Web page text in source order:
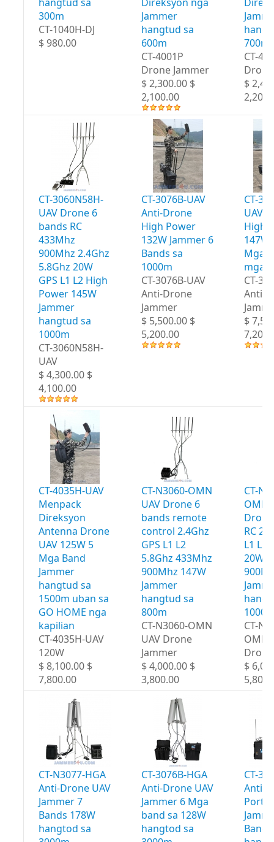
300m
CT-1040H-DJ
$ 980.00
Jammer
hangtud sa
600m
CT-4001P
Drone Jammer
$ 2,300.00 $
2,100.00
700m
CT-
$
CT-3060N58H-
UAV Drone 6
bands RC
433Mhz
900Mhz 2.4Ghz
5.8Ghz 20W
GPS L1 L2 High
Power 145W
Jammer
hangtud sa
1000m
CT-3060N58H-
UAV
$ 4,300.00 $
4,100.00
CT-3076B-UAV
Anti-Drone
High Power
132W Jammer 6
Bands sa
1000m
CT-3076B-UAV
Anti-Drone
Jammer
$ 5,500.00 $
5,200.00
CT-
UAV
High
147W
Mga
mga
CT-
Anti-
$
CT-4035H-UAV
Menpack
Direksyon
Antenna Drone
UAV 125W 5
Mga Band
Jammer
hangtud sa
1500m uban sa
GO HOME nga
kapilian
CT-4035H-UAV
120W
$ 8,100.00 $
7,800.00
CT-N3060-OMN
UAV Drone 6
bands remote
control 2.4Ghz
GPS L1 L2
5.8Ghz 433Mhz
900Mhz 147W
Jammer
hangtud sa
800m
CT-N3060-OMN
UAV Drone
Jammer
$ 4,000.00 $
3,800.00
CT-
OMN
RC
L1 L2
20W
CT-
OMN
$
CT-N3077-HGA
Anti-Drone UAV
Jammer 7
Bands 178W
hangtod sa
CT-3076B-HGA
Anti-Drone UAV
Jammer 6 Mga
band sa 128W
hangtod sa
CT-
Anti-